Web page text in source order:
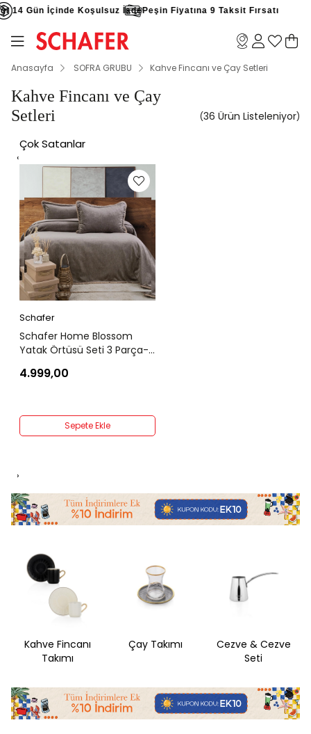
İçinde Koşulsuz İadePeşin Fiyatına 9 Taksit Fırsatı
Anasayfa SOFRA GRUBU Kahve Fincanı ve Çay Setleri
Kahve Fincanı ve Çay
Setleri
36 Ürün
Çok Satanlar
‹
Schafer
Schafer Home Blossom
Yatak Örtüsü Seti 3 Parça-
4.999,00
Sepete Ekle
›
Kahve Fincanı
Takımı
Çay Takımı
Cezve & Cezve
Seti